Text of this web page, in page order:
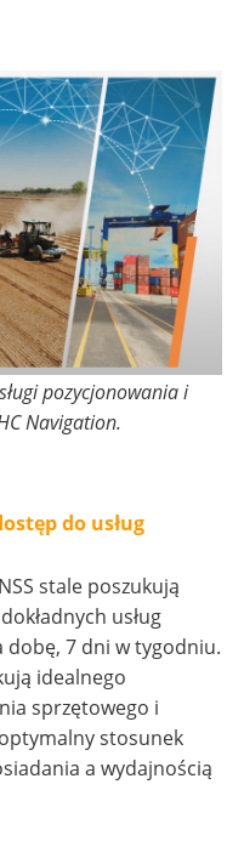
pozycjonowania i
Navigation.
do usług
stale poszukują
usług
dobę, 7 dni w tygodniu.
idealnego
sprzętowego i
stosunek
a wydajnością